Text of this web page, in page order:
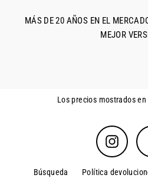
MÁS DE 20 AÑOS EN EL
MEJOR
Los precios mostrados en
Búsqueda Política